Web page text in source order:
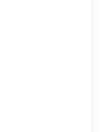
تمامی حقوق برای ایران